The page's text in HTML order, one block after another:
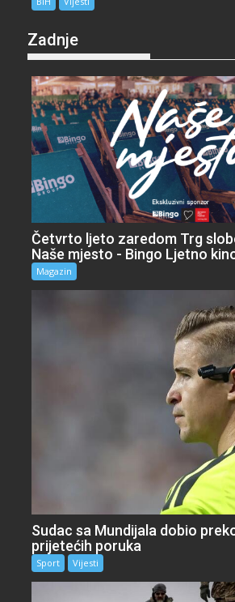
Zadnje
Četvrto ljeto zaredom Trg
Naše mjesto - Bingo Ljetno
Magazin
Sudac sa Mundijala dobio
prijetećih poruka
Sport Vijesti